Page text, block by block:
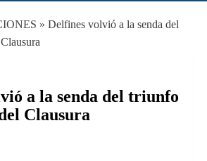
» Delfines volvió a la senda del
a la senda del triunfo
Clausura